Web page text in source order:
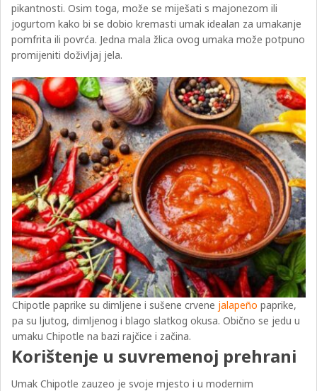
pikantnosti. Osim toga, može se miješati s majonezom ili
jogurtom kako bi se dobio kremasti umak idealan za umakanje
pomfrita ili povrća. Jedna mala žlica ovog umaka može potpuno
promijeniti doživljaj jela.
Chipotle paprike su dimljene i sušene crvene jalapeño paprike,
pa su ljutog, dimljenog i blago slatkog okusa. Obično se jedu u
umaku Chipotle na bazi rajčice i začina.
Korištenje u suvremenoj prehrani
Umak Chipotle zauzeo je svoje mjesto i u modernim